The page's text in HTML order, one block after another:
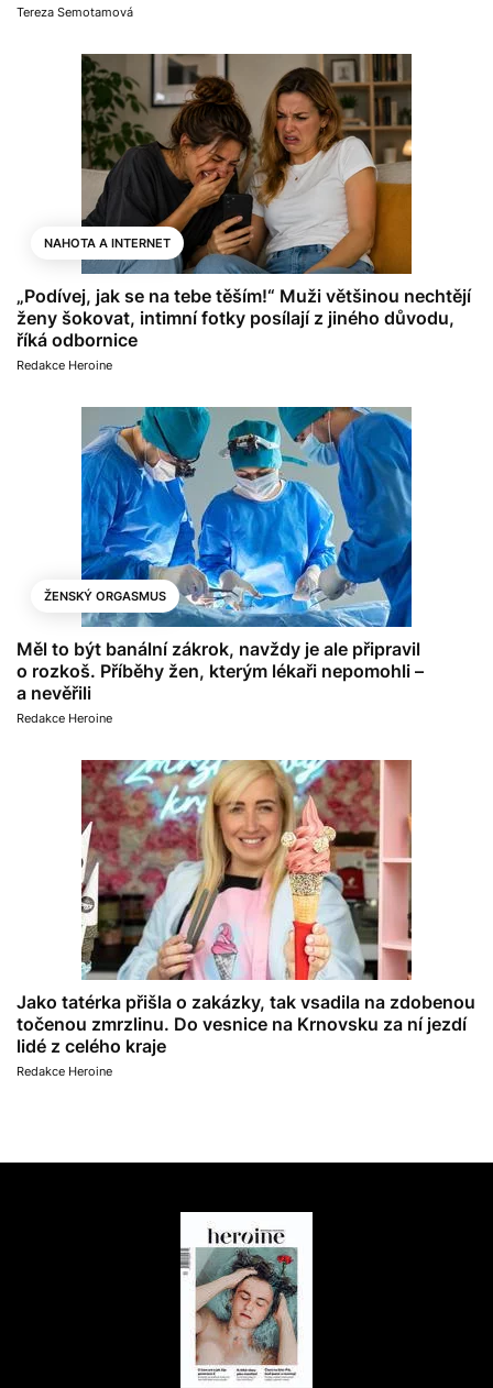
Tereza Semotamová
NAHOTA A INTERNET
„Podívej, jak se na tebe těším!“ Muži většinou nechtějí
ženy šokovat, intimní fotky posílají z jiného důvodu,
říká odbornice
Redakce Heroine
ŽENSKÝ ORGASMUS
Měl to být banální zákrok, navždy je ale připravil
o rozkoš. Příběhy žen, kterým lékaři nepomohli –
a nevěřili
Redakce Heroine
Jako tatérka přišla o zakázky, tak vsadila na zdobenou
točenou zmrzlinu. Do vesnice na Krnovsku za ní jezdí
lidé z celého kraje
Redakce Heroine